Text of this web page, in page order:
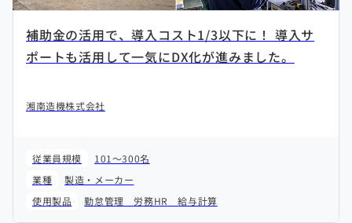
補助金の活用で、導入コスト1/3以下に！ 導入サ
ポートも活用して一気にDX化が進みました。
湘南造機株式会社
従業員規模
101～300名
業種
製造・メーカー
使用製品
勤怠管理 労務HR 給与計算